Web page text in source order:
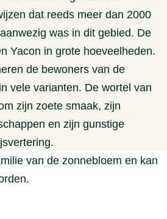
dat reeds meer dan 2000
was in dit gebied. De
Yacon in grote hoeveelheden.
de bewoners van de
vele varianten. De wortel van
zijn zoete smaak, zijn
en zijn gunstige
van de zonnebloem en kan